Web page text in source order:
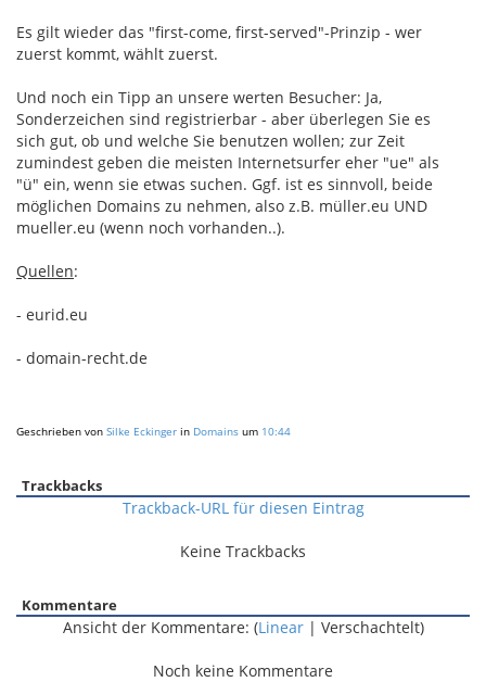
Es gilt wieder das "first-come, first-served"-Prinzip - wer
zuerst kommt, wählt zuerst.
Und noch ein Tipp an unsere werten Besucher: Ja,
Sonderzeichen sind registrierbar - aber überlegen Sie es
sich gut, ob und welche Sie benutzen wollen; zur Zeit
zumindest geben die meisten Internetsurfer eher "ue" als
"ü" ein, wenn sie etwas suchen. Ggf. ist es sinnvoll, beide
möglichen Domains zu nehmen, also z.B. müller.eu UND
mueller.eu (wenn noch vorhanden..).
Quellen:
- eurid.eu
- domain-recht.de
Geschrieben von Silke Eckinger in Domains um 10:44
Trackbacks
Trackback-URL für diesen Eintrag
Keine Trackbacks
Kommentare
Ansicht der Kommentare: (Linear| Verschachtelt)
Noch keine Kommentare